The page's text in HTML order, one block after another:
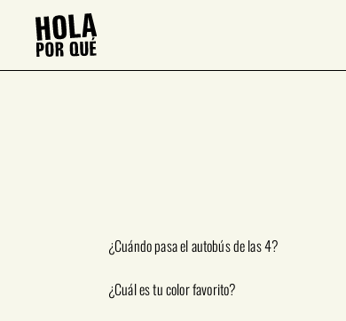
¿Cuándo pasa el autobús de las 4?
¿Cuál es tu color favorito?